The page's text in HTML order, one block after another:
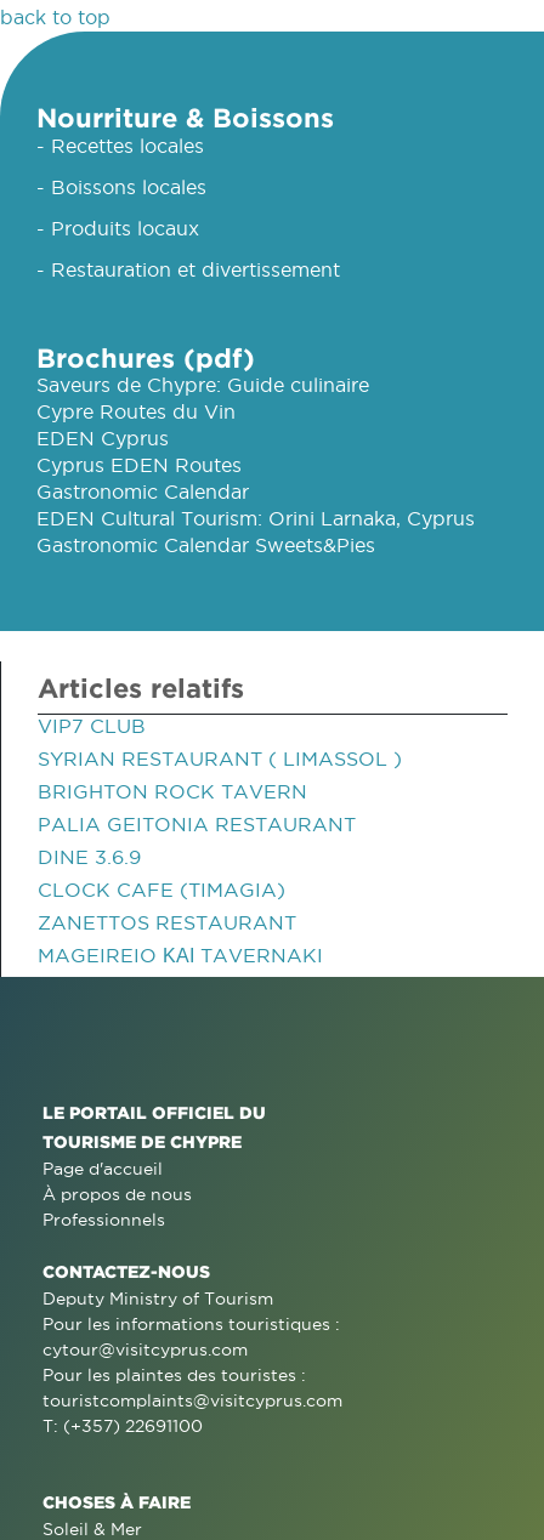
back to top
Nourriture & Boissons
- Recettes locales
- Boissons locales
- Produits locaux
- Restauration et divertissement
Brochures (pdf)
Saveurs de Chypre: Guide culinaire
Cypre Routes du Vin
EDEN Cyprus
Cyprus EDEN Routes
Gastronomic Calendar
EDEN Cultural Tourism: Orini Larnaka, Cyprus
Gastronomic Calendar Sweets&Pies
Articles relatifs
VIP7 CLUB
SYRIAN RESTAURANT ( LIMASSOL )
BRIGHTON ROCK TAVERN
PALIA GEITONIA RESTAURANT
DINE 3.6.9
CLOCK CAFE (TIMAGIA)
ZANETTOS RESTAURANT
MAGEIREIO ΚΑΙ TAVERNAKI
LE PORTAIL OFFICIEL DU
TOURISME DE CHYPRE
Page d'accueil
À propos de nous
Professionnels
CONTACTEZ-NOUS
Deputy Ministry of Tourism
Pour les informations touristiques :
cytour@visitcyprus.com
Pour les plaintes des touristes :
touristcomplaints@visitcyprus.com
T: (+357) 22691100
CHOSES À FAIRE
Soleil & Mer